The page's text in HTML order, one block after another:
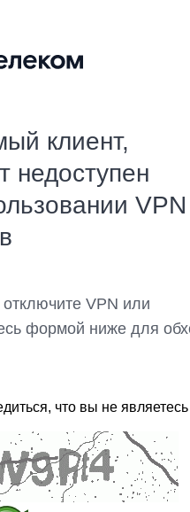
клиент,
недоступен
VPN
VPN или
формой ниже для
что вы не